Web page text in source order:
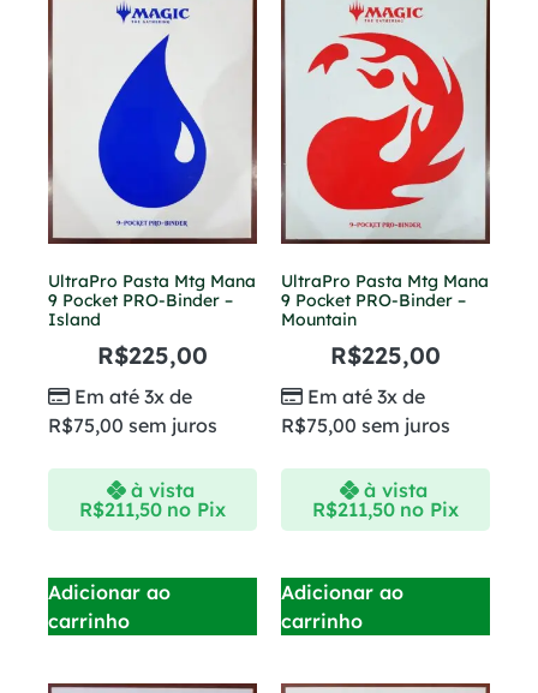
UltraPro Pasta Mtg Mana
9 Pocket PRO-Binder –
Island
R$225,00
Em até 3x de
R$75,00 sem juros
à vista
R$211,50 no Pix
Adicionar ao
carrinho
UltraPro Pasta Mtg Mana
9 Pocket PRO-Binder –
Mountain
R$225,00
Em até 3x de
R$75,00 sem juros
à vista
R$211,50 no Pix
Adicionar ao
carrinho